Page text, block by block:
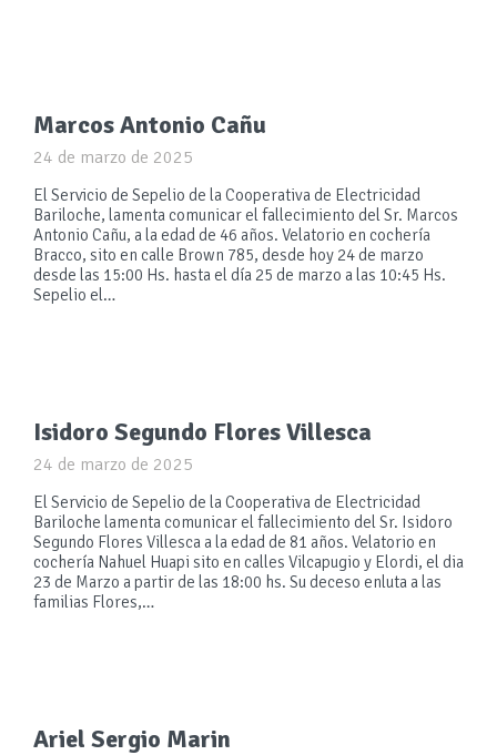
Marcos Antonio Cañu
24 de marzo de 2025
El Servicio de Sepelio de la Cooperativa de Electricidad
Bariloche, lamenta comunicar el fallecimiento del Sr. Marcos
Antonio Cañu, a la edad de 46 años. Velatorio en cochería
Bracco, sito en calle Brown 785, desde hoy 24 de marzo
desde las 15:00 Hs. hasta el día 25 de marzo a las 10:45 Hs.
Sepelio el…
Isidoro Segundo Flores Villesca
24 de marzo de 2025
El Servicio de Sepelio de la Cooperativa de Electricidad
Bariloche lamenta comunicar el fallecimiento del Sr. Isidoro
Segundo Flores Villesca a la edad de 81 años. Velatorio en
cochería Nahuel Huapi sito en calles Vilcapugio y Elordi, el dia
23 de Marzo a partir de las 18:00 hs. Su deceso enluta a las
familias Flores,…
Ariel Sergio Marin